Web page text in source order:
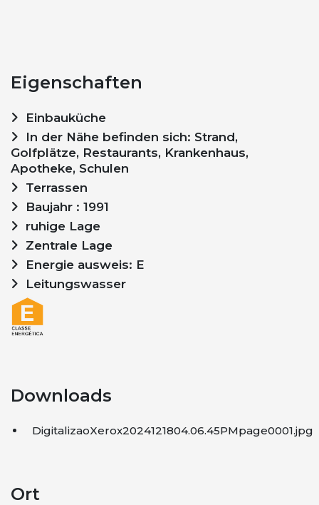
Eigenschaften
Einbauküche
Golfplätze, Restaurants, Krankenhaus,
Apotheke, Schulen
Terrassen
Baujahr : 1991
ruhige Lage
Zentrale Lage
Energie ausweis: E
Leitungswasser
Downloads
DigitalizaoXerox2024121804.06.45PMpage0001.jpg
Ort